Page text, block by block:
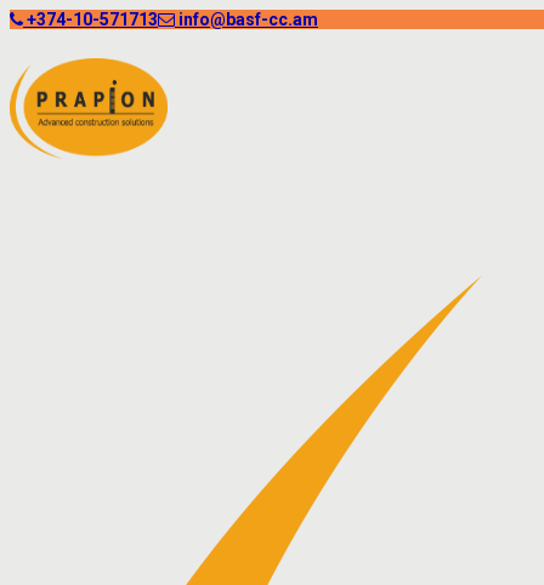
+374-10-571713 info@basf-cc.am